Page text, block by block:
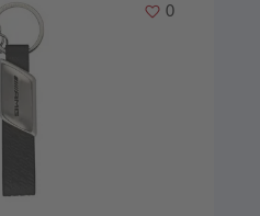
Merken
0